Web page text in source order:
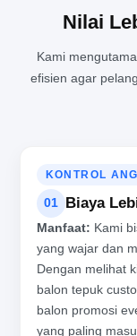
Nilai
Kami
efisien agar
KONTROL
01 Biaya
Manfaat: Kami
yang wajar dan
Dengan melihat
balon tepuk
balon promosi
yang paling